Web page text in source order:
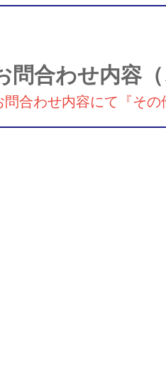
問合わせ内容
問合わせ内容にて『その